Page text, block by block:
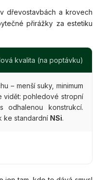
dřevostavbách a krovech
přirážky za estetiku
kvalita (na poptávku)
– menší suky, minimum
vidět: pohledové stropní
odhalenou konstrukcí.
ke standardní NSi.